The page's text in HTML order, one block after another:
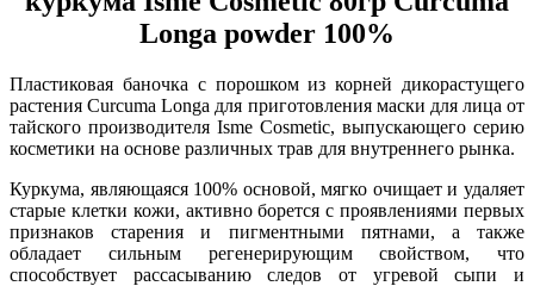
Longa powder 100%
Пластиковая баночка с порошком из корней дикорастущего
растения Curcuma Longa для приготовления маски для лица от
тайского производителя Isme Cosmetic, выпускающего серию
косметики на основе различных трав для внутреннего рынка.
Куркума, являющаяся 100% основой, мягко очищает и удаляет
старые клетки кожи, активно борется с проявлениями первых
признаков старения и пигментными пятнами, а также
обладает сильным регенерирующим свойством, что
способствует рассасыванию следов от угревой сыпи и